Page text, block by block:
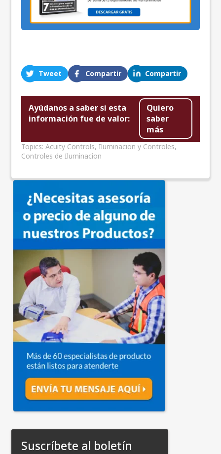
Tweet Compartir Compartir
Ayúdanos a saber si esta
información fue de valor:
Quiero
saber
más
Topics:Acuity Controls,Iluminacion y Controles,
Controles de Iluminacion
Suscríbete al boletín